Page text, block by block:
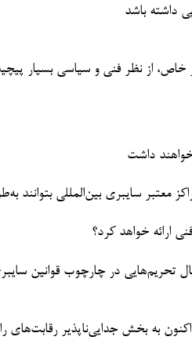
داشته باشد
از نظر فنی و سیاسی بسیار
داشت
سایبری بین‌المللی بتوانند
ارائه خواهد کرد؟
تحریم‌هایی در چارچوب قوانین
به بخش جدایی‌ناپذیر رقابت‌های